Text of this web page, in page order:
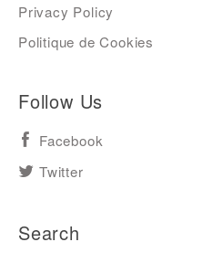
Privacy Policy
Politique de Cookies
Follow Us
Facebook
Twitter
Search